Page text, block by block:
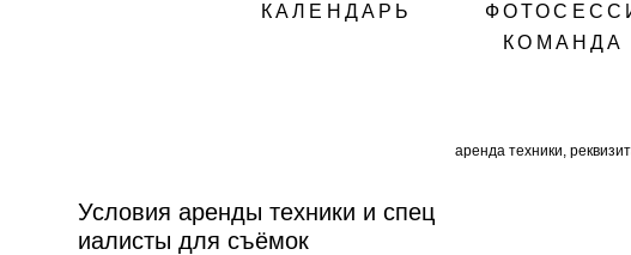
КАЛЕНДАРЬ
КОМАНДА
Условия аренды техники и спец
иалисты для съёмок
аренда техники,